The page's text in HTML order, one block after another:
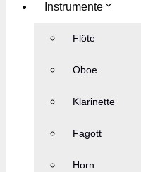
Instrumente
Flöte
Oboe
Klarinette
Fagott
Horn